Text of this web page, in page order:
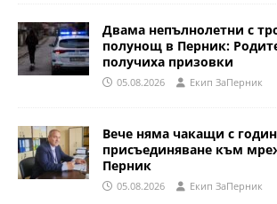
Двама непълнолетни с
полунощ в Перник:
получиха призовки
05.08.2026 Eкип ЗаПерник
Вече няма чакащи с
присъединяване към
Перник
05.08.2026 Eкип ЗаПерник